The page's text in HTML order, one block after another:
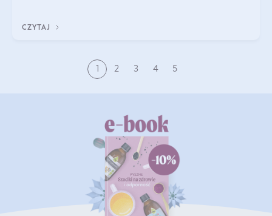
CZYTAJ
1 2 3 4 5